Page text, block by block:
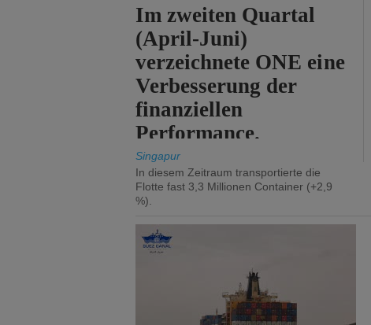
Im zweiten Quartal
(April-Juni)
verzeichnete ONE eine
Verbesserung der
finanziellen
Performance.
Singapur
In diesem Zeitraum transportierte die
Flotte fast 3,3 Millionen Container (+2,9
%).